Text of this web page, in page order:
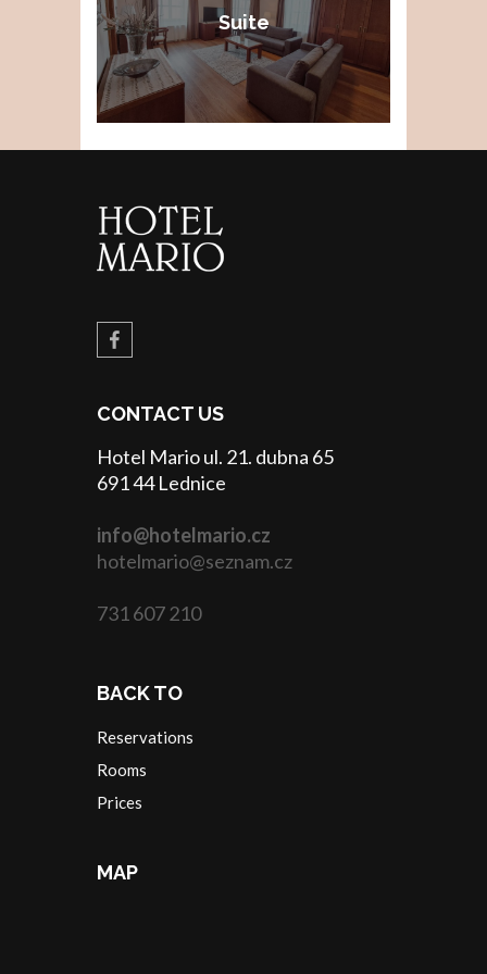
Suite
CONTACT US
Hotel Mario ul. 21. dubna 65
691 44 Lednice
info@hotelmario.cz
hotelmario@seznam.cz
731 607 210
BACK TO
Reservations
Rooms
Prices
MAP